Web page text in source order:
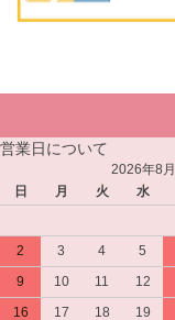
営業日について
2026年8月
日
月 火 水
2
3 4 5
9
10 11 12
16
17 18 19